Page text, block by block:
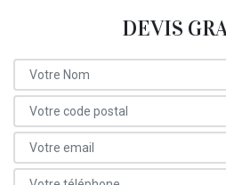
DEVIS